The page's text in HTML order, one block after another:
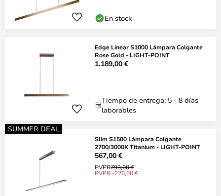
En stock
Edge Linear S1000 Lámpara Colgante
Rose Gold - LIGHT-POINT
1.189,00 €
Tiempo de entrega: 5 - 8 días
laborables
SUMMER DEAL
Slim S1500 Lámpara Colgante
2700/3000K Titanium - LIGHT-POINT
567,00 €
PVPR793,00 €
PVPR -226,00 €